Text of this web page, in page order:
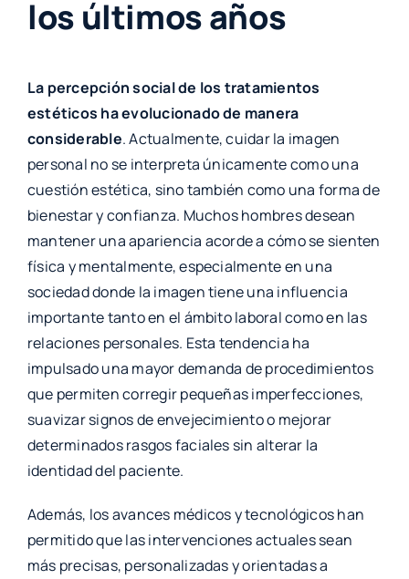
los últimos años
La percepción social de los tratamientos
estéticos ha evolucionado de manera
considerable. Actualmente, cuidar la imagen
personal no se interpreta únicamente como una
cuestión estética, sino también como una forma de
bienestar y confianza. Muchos hombres desean
mantener una apariencia acorde a cómo se sienten
física y mentalmente, especialmente en una
sociedad donde la imagen tiene una influencia
importante tanto en el ámbito laboral como en las
relaciones personales. Esta tendencia ha
impulsado una mayor demanda de procedimientos
que permiten corregir pequeñas imperfecciones,
suavizar signos de envejecimiento o mejorar
determinados rasgos faciales sin alterar la
identidad del paciente.
Además, los avances médicos y tecnológicos han
permitido que las intervenciones actuales sean
más precisas, personalizadas y orientadas a